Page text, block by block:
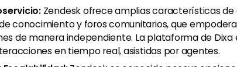
Zendesk ofrece amplias características de
conocimiento y foros comunitarios, que
de manera independiente. La plataforma de
en tiempo real, asistidas por agentes.